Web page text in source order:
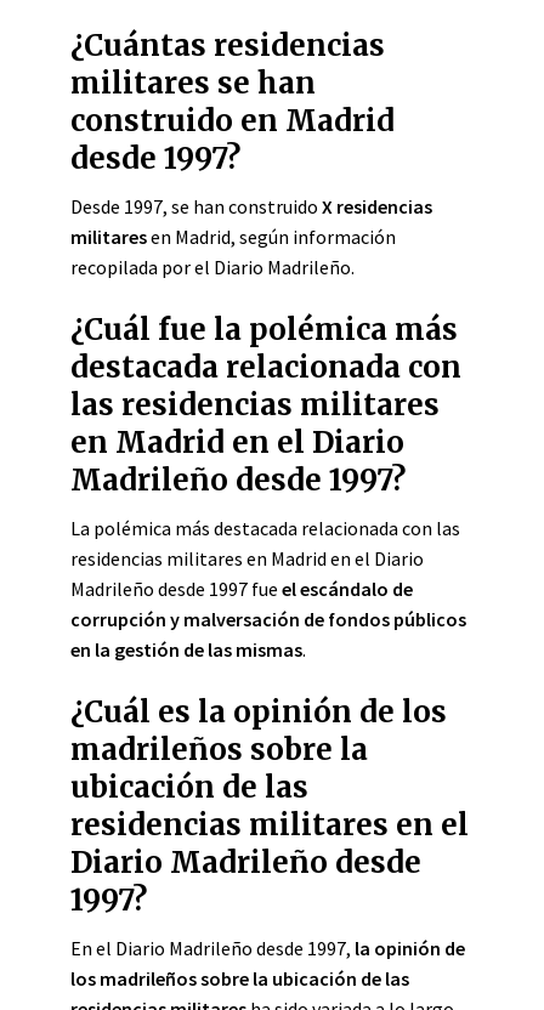
¿Cuántas residencias
militares se han
construido en Madrid
desde 1997?
Desde 1997, se han construido X residencias
militaresen Madrid, según información
recopilada por el Diario Madrileño.
¿Cuál fue la polémica más
destacada relacionada con
las residencias militares
en Madrid en el Diario
Madrileño desde 1997?
La polémica más destacada relacionada con las
residencias militares en Madrid en el Diario
Madrileño desde 1997 fue el escándalo de
corrupción y malversación de fondos públicos
en la gestión de las mismas.
¿Cuál es la opinión de los
madrileños sobre la
ubicación de las
residencias militares en el
Diario Madrileño desde
1997?
En el Diario Madrileño desde 1997, la opinión de
los madrileños sobre la ubicación de las